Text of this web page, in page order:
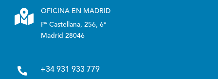

OFICINA EN MADRID
Pº Castellana, 256, 6º
Madrid 28046
 +34 931 933 779